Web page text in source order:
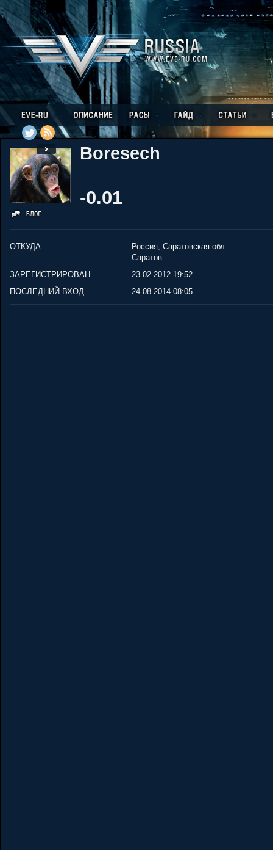
Boresech
-0.01
ОТКУДА
Россия, Саратовская обл.
Саратов
ЗАРЕГИСТРИРОВАН
23.02.2012 19:52
ПОСЛЕДНИЙ ВХОД
24.08.2014 08:05